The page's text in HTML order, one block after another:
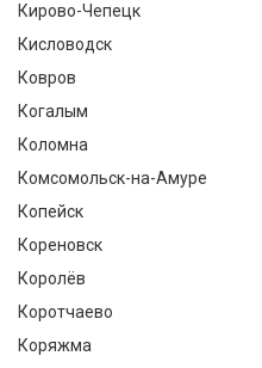
Кирово-Чепецк
Кисловодск
Ковров
Когалым
Коломна
Комсомольск-на-Амуре
Копейск
Кореновск
Королёв
Коротчаево
Коряжма